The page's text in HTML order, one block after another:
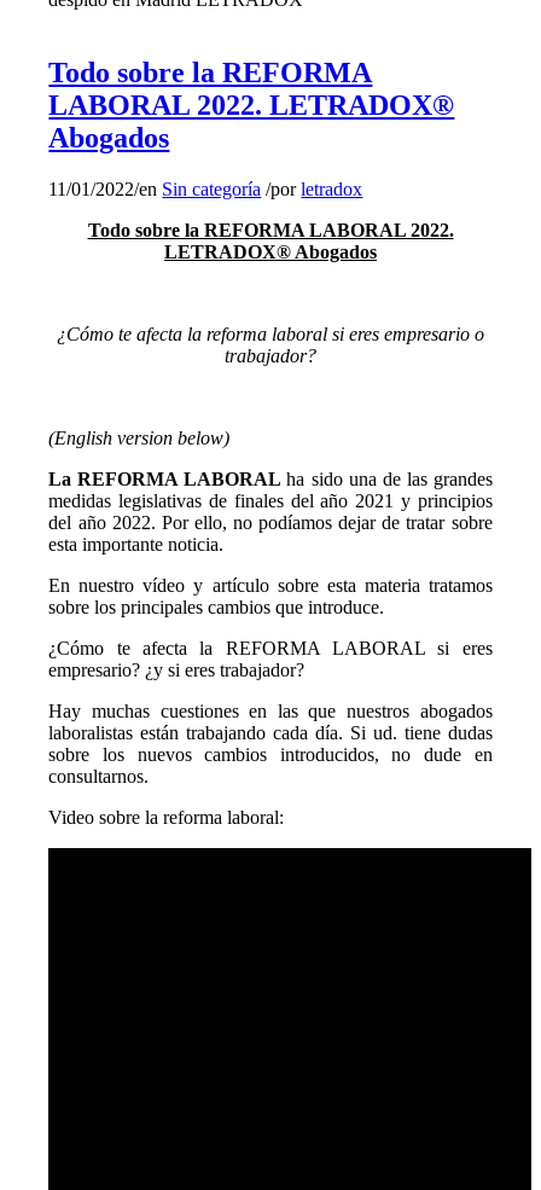
Todo sobre la REFORMA
LABORAL 2022. LETRADOX®
Abogados
11/01/2022/en Sin categoría /porletradox
Todo sobre la REFORMA LABORAL 2022.
LETRADOX® Abogados
¿Cómo te afecta la reforma laboral si eres empresario o
trabajador?
(English version below)
La REFORMA LABORALha sido una de las grandes
medidas legislativas de finales del año 2021 y principios
del año 2022. Por ello, no podíamos dejar de tratar sobre
esta importante noticia.
En nuestro vídeo y artículo sobre esta materia tratamos
sobre los principales cambios que introduce.
¿Cómo te afecta la REFORMA LABORAL si eres
empresario? ¿y si eres trabajador?
Hay muchas cuestiones en las que nuestros abogados
laboralistas están trabajando cada día. Si ud. tiene dudas
sobre los nuevos cambios introducidos, no dude en
consultarnos.
Video sobre la reforma laboral: